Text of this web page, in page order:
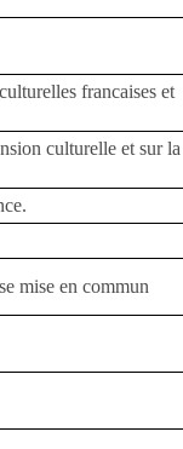
francaises et
culturelle et sur la
mise en commun